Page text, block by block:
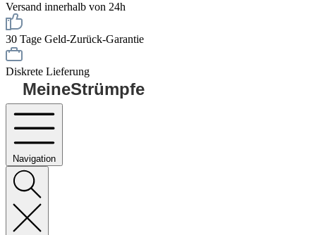
Versand innerhalb von 24h
30 Tage Geld-Zurück-Garantie
Diskrete Lieferung
MeineStrümpfe
Navigation